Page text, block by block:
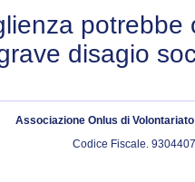
disagio
Associazione Onlus di
Codice Fiscale.